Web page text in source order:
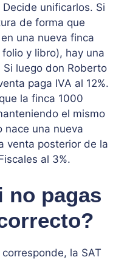
unificarlos. Si
de forma que
una nueva finca
y libro), hay una
luego don Roberto
paga IVA al 12%.
la finca 1000
el mismo
nace una nueva
venta posterior de la
al 3%.
no pagas
la SAT